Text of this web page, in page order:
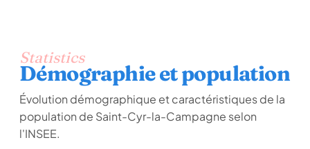
Statistics
Démographie et population
Évolution démographique et caractéristiques de la
population de Saint-Cyr-la-Campagne selon
l'INSEE.